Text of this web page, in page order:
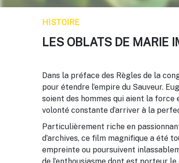
HISTOIRE
LES OBLATS DE MARIE
Dans la préface des Règles de la
pour étendre l’empire du Sauveur.
soient des hommes qui aient la
volonté constante d’arriver à la
Particulièrement riche en
d’archives, ce film magnifique a été
empreinte ou poursuivent